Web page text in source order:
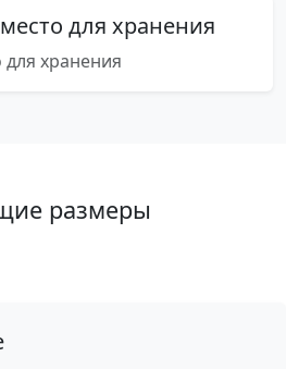
для хранения
хранения
размеры